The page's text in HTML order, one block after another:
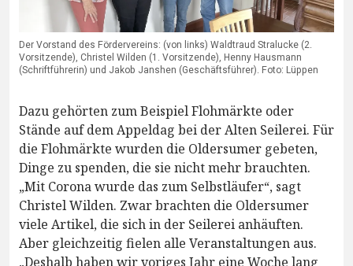
Der Vorstand des Fördervereins: (von links) Waldtraud Stralucke (2.
Vorsitzende), Christel Wilden (1. Vorsitzende), Henny Hausmann
(Schriftführerin) und Jakob Janshen (Geschäftsführer). Foto: Lüppen
Dazu gehörten zum Beispiel Flohmärkte oder
Stände auf dem Appeldag bei der Alten Seilerei. Für
die Flohmärkte wurden die Oldersumer gebeten,
Dinge zu spenden, die sie nicht mehr brauchten.
„Mit Corona wurde das zum Selbstläufer“, sagt
Christel Wilden. Zwar brachten die Oldersumer
viele Artikel, die sich in der Seilerei anhäuften.
Aber gleichzeitig fielen alle Veranstaltungen aus.
„Deshalb haben wir voriges Jahr eine Woche lang